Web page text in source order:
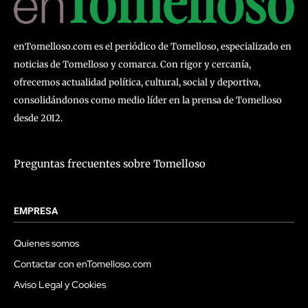
enTomelloso.com es el periódico de Tomelloso, especializado en
noticias de Tomelloso y comarca. Con rigor y cercanía,
ofrecemos actualidad política, cultural, social y deportiva,
consolidándonos como medio líder en la prensa de Tomelloso
desde 2012.
Preguntas frecuentes sobre Tomelloso
EMPRESA
Quienes somos
Contactar con enTomelloso.com
Aviso Legal y Cookies